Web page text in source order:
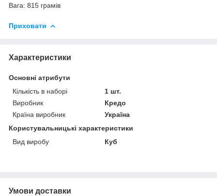
Вага: 815 грамів
Приховати
Характеристики
Основні атрибути
Кількість в наборі
1 шт.
Виробник
Кредо
Країна виробник
Україна
Користувальницькі характеристики
Вид виробу
Куб
Умови доставки